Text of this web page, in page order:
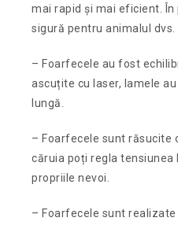
mai rapid și mai eficient.
sigură pentru animalul dvs.
– Foarfecele au fost
ascuțite cu laser, lamele
lungă.
– Foarfecele sunt răsucite
căruia poți regla
propriile nevoi.
– Foarfecele sunt